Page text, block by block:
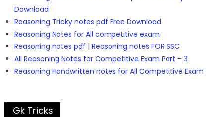
Download
Reasoning Tricky notes pdf Free Download
Reasoning Notes for All competitive exam
Reasoning notes pdf | Reasoning notes FOR SSC
All Reasoning Notes for Competitive Exam Part – 3
Reasoning Handwritten notes for All Competitive Exam
Gk Tricks